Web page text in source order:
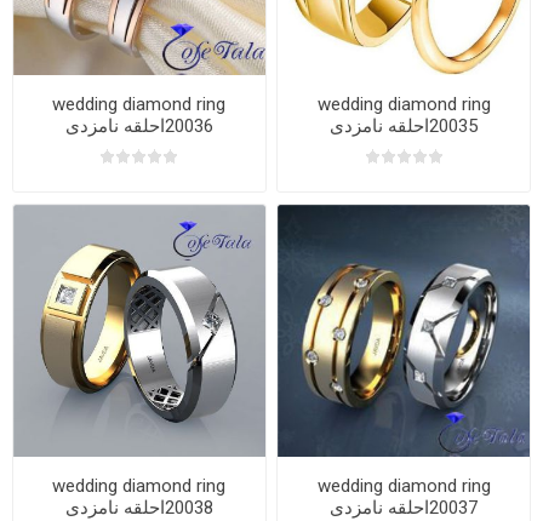
wedding diamond ring
20035احلقه نامزدی
wedding diamond ring
20036احلقه نامزدی
wedding diamond ring
20037احلقه نامزدی
wedding diamond ring
20038احلقه نامزدی